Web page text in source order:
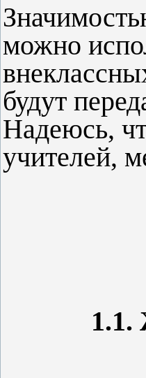
можно
будут
Надеюсь,
учителей,
1.1.